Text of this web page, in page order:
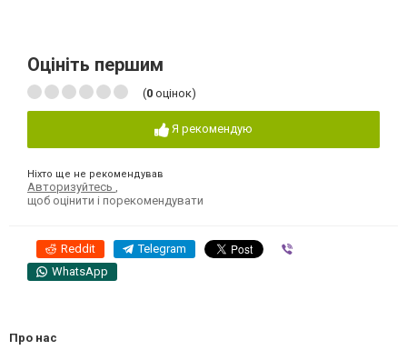
Оцініть першим
(0 оцінок)
Я рекомендую
Ніхто ще не рекомендував
Авторизуйтесь
щоб оцінити і порекомендувати
Reddit Telegram
WhatsApp
Про нас